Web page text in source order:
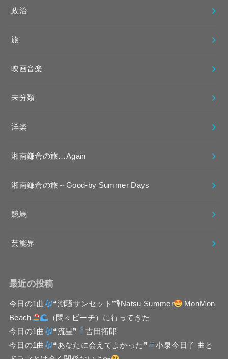
政治
旅
映画音楽
未分類
洋楽
湘南鎌倉の旅…Again
湘南鎌倉の旅～Good-by Summer Days
競馬
芸能界
最近の投稿
今日の1曲 ❝潮騒サンセット❞🎙Natsu Summer
MonMon
Beach
（悶々ビーチ）に行ってきた
今日の1曲
❝流星❞
吉田拓郎
今日の1曲
❝あなたに会えてよかった❞
小泉今日子 曲と